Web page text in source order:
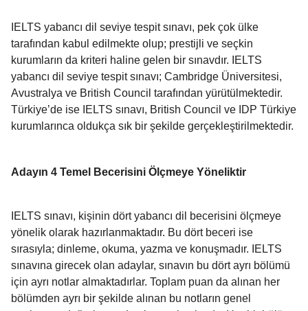
IELTS yabancı dil seviye tespit sınavı, pek çok ülke
tarafından kabul edilmekte olup; prestijli ve seçkin
kurumların da kriteri haline gelen bir sınavdır. IELTS
yabancı dil seviye tespit sınavı; Cambridge Üniversitesi,
Avustralya ve British Council tarafından yürütülmektedir.
Türkiye’de ise IELTS sınavı, British Council ve IDP Türkiye
kurumlarınca oldukça sık bir şekilde gerçekleştirilmektedir.
Adayın 4 Temel Becerisini Ölçmeye Yöneliktir
IELTS sınavı, kişinin dört yabancı dil becerisini ölçmeye
yönelik olarak hazırlanmaktadır. Bu dört beceri ise
sırasıyla; dinleme, okuma, yazma ve konuşmadır. IELTS
sınavına girecek olan adaylar, sınavın bu dört ayrı bölümü
için ayrı notlar almaktadırlar. Toplam puan da alınan her
bölümden ayrı bir şekilde alınan bu notların genel